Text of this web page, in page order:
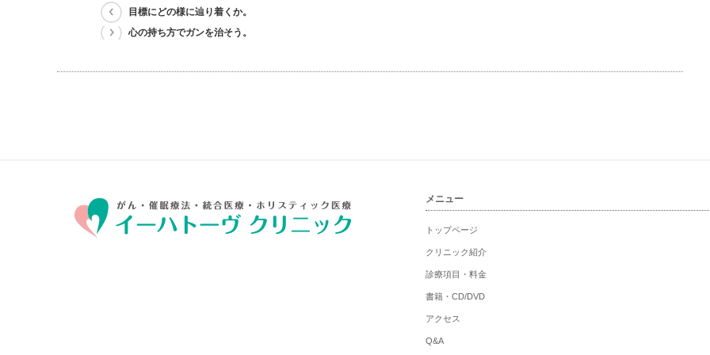
目標にどの様に辿り着くか。
心の持ち方でガンを治そう。
メニュー
トップページ
クリニック紹介
診療項目・料金
書籍・CD/DVD
アクセス
Q&A